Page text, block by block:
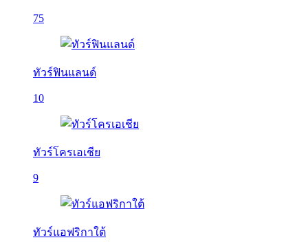
75
ทัวร์ฟินแลนด์
10
ทัวร์โครเอเชีย
9
ทัวร์แอฟริกาใต้